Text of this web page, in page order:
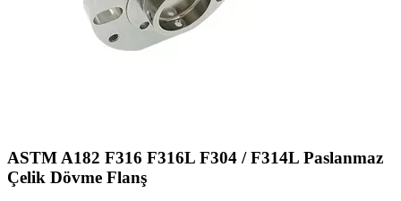
ASTM A182 F316 F316L F304 / F314L Paslanmaz
Çelik Dövme Flanş